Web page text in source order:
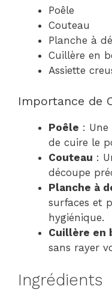
Poêle
Couteau
Planche à
Cuillère en
Assiette
Importance de
Poêle :
de cuire le
Couteau :
découpe
Planche à
surfaces et
hygiénique.
Cuillère en
sans rayer
Ingrédients